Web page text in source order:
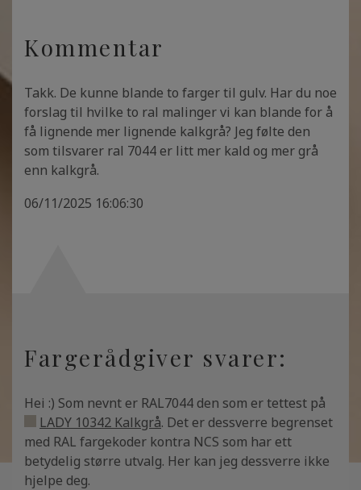
Kommentar
Takk. De kunne blande to farger til gulv. Har du noe
forslag til hvilke to ral malinger vi kan blande for å
få lignende mer lignende kalkgrå? Jeg følte den
som tilsvarer ral 7044 er litt mer kald og mer grå
enn kalkgrå.
06/11/2025 16:06:30
Fargerådgiver svarer:
Hei :) Som nevnt er RAL7044 den som er tettest på
LADY 10342 Kalkgrå. Det er dessverre begrenset
med RAL fargekoder kontra NCS som har ett
betydelig større utvalg. Her kan jeg dessverre ikke
hjelpe deg.